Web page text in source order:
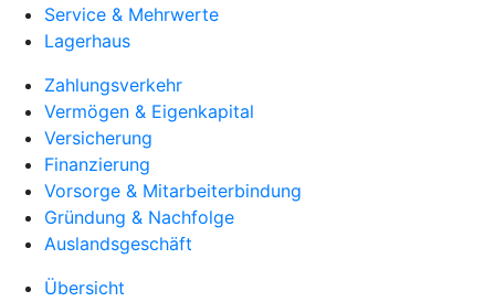
Service & Mehrwerte
Lagerhaus
Zahlungsverkehr
Vermögen & Eigenkapital
Versicherung
Finanzierung
Vorsorge & Mitarbeiterbindung
Gründung & Nachfolge
Auslandsgeschäft
Übersicht